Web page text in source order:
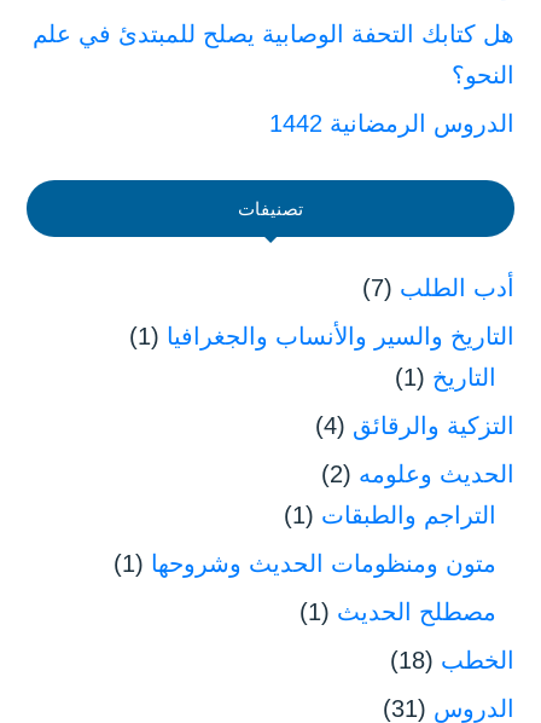
هل كتابك التحفة الوصابية يصلح للمبتدئ في علم
النحو؟
الدروس الرمضانية 1442
تصنيفات
أدب الطلب (7)
التاريخ والسير والأنساب والجغرافيا (1)
التاريخ (1)
التزكية والرقائق (4)
الحديث وعلومه (2)
التراجم والطبقات (1)
متون ومنظومات الحديث وشروحها (1)
مصطلح الحديث (1)
الخطب (18)
الدروس (31)